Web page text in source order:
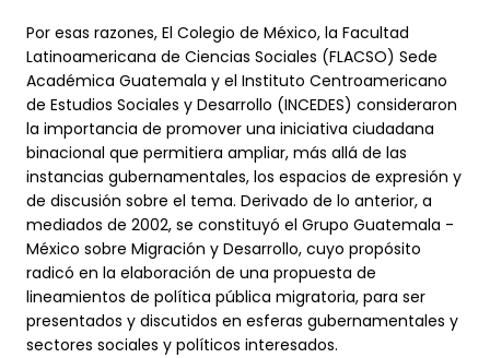
Por esas razones, El Colegio de México, la Facultad
Latinoamericana de Ciencias Sociales (FLACSO) Sede
Académica Guatemala y el Instituto Centroamericano
de Estudios Sociales y Desarrollo (INCEDES) consideraron
la importancia de promover una iniciativa ciudadana
binacional que permitiera ampliar, más allá de las
instancias gubernamentales, los espacios de expresión y
de discusión sobre el tema. Derivado de lo anterior, a
mediados de 2002, se constituyó el Grupo Guatemala -
México sobre Migración y Desarrollo, cuyo propósito
radicó en la elaboración de una propuesta de
lineamientos de política pública migratoria, para ser
presentados y discutidos en esferas gubernamentales y
sectores sociales y políticos interesados.